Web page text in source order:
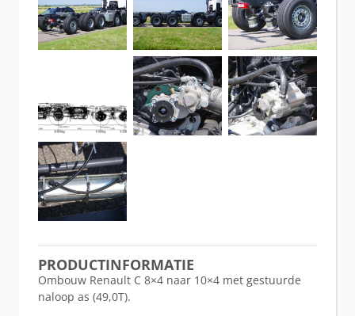
PRODUCTINFORMATIE
Ombouw Renault C 8×4 naar 10×4 met gestuurde
naloop as (49,0T).